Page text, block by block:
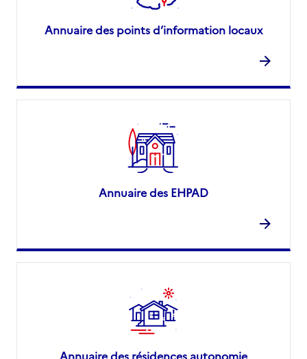
Annuaire des points d’information locaux
Annuaire des EHPAD
Annuaire des résidences autonomie